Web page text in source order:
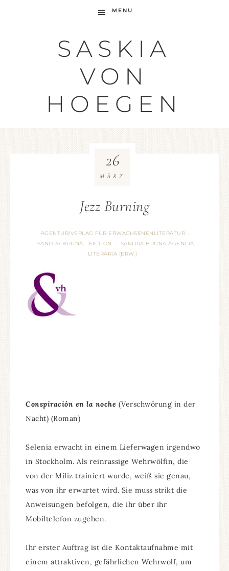
MENU
SASKIA
VON
HOEGEN
Jezz Burning
AGENTUR/VERLAG FÜR ERWACHSENENLITERATUR
SANDRA BRUNA - FICTION
SANDRA BRUNA AGENCIA
LITERARIA (ERW.)
26
MÄRZ
Conspiración en la noche (Verschwörung in der
Nacht) (Roman)
Selenia erwacht in einem Lieferwagen irgendwo
in Stockholm. Als reinrassige Wehrwölfin, die
von der Miliz trainiert wurde, weiß sie genau,
was von ihr erwartet wird. Sie muss strikt die
Anweisungen befolgen, die ihr über ihr
Mobiltelefon zugehen.
Ihr erster Auftrag ist die Kontaktaufnahme mit
einem attraktiven, gefährlichen Wehrwolf, um